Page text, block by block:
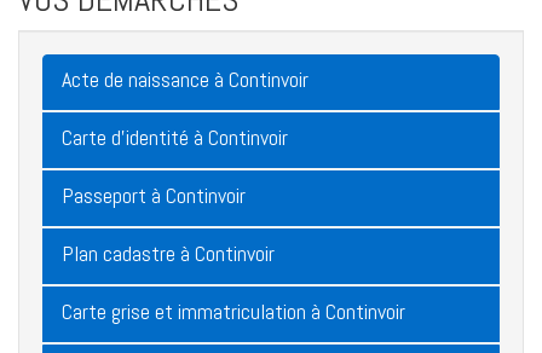
Acte de naissance à Continvoir
Carte d'identité à Continvoir
Passeport à Continvoir
Plan cadastre à Continvoir
Carte grise et immatriculation à Continvoir